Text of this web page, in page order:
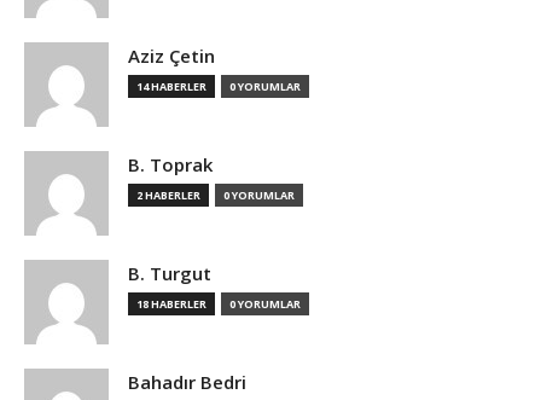
Aziz Çetin
14 HABERLER 0 YORUMLAR
B. Toprak
2 HABERLER 0 YORUMLAR
B. Turgut
18 HABERLER 0 YORUMLAR
Bahadır Bedri